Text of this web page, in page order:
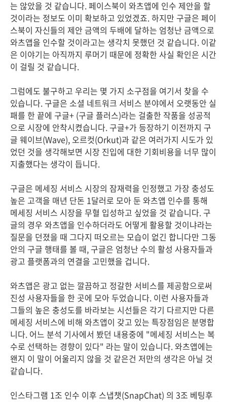
는 않았을 것 같습니다. 페이스북이 와츠앱에 인수 제안을 할
것이라는 정보도 이미 확보하고 있었겠죠. 하지만 구글은 페이
스북이 자신들의 제안 금액의 두배에 달하는 엄청난 금액으로
와츠앱을 인수할 것이라고는 생각치 못했던 것 같습니다. 이같
은 이야기는 아직까지 루머기 때문에 정확한 사실 확인은 시간
이 걸릴 것 같습니다.
그럼에도 불구하고 우리는 몇 가지 소구점을 여기서 찾을 수
있습니다. 구글은 소셜 네트워크 서비스 분야에서 오랫동안 실
패를 한 끝에 구글+ (구글 플러스)라는 걸출한 작품을 성공적
으로 시장에 안착시켰습니다. 구글+가 등장하기 이전까지 구
글 웨이브(Wave), 오르컷(Orkut)과 같은 여러가지 시도가 있
었던 것을 생각해보면 시장 진입에 대한 기회비용을 너무 많이
지출했다는 생각이 듭니다.
구글은 메세징 서비스 시장의 잠재력을 인정했고 가장 충성도
높은 고객을 매년 단돈 1달러로 모아 둔 와츠앱 인수를 통해
메세징 서비스 시장을 무혈 입성하고 싶었을 것 같습니다. 구
글의 경우 와츠앱을 인수하더라도 어떻게 활용할 것이냐라는
질문을 던졌을 때 그다지 떠오르는 모습이 없긴 합니다만 그동
안의 구글 행태를 볼 때, 구글은 엄청난 수의 활성 사용자들과
광고 플랫폼과의 연결을 고민했을 겁니다.
와츠앱은 광고 없는 깔끔하고 정갈한 서비스를 제공함으로써
진성 사용자들을 한 곳에 모아 두었습니다. 이런 사용자들과
그들의 높은 충성도를 바라보는 시선들은 각기 다르지만 다른
메세징 서비스에 비해 와츠앱이 갖고 있는 특장점임은 분명합
니다. 어느 분석 기사에서 봤던 내용중에 "메세징 서비스는 복
수로 선택하는 경향이 있다" 라는 말이 있습니다. 와츠앱에는
왠지 이 말이 어울리지 않을 것 같은건 저만의 생각은 아닐 것
같습니다.
인스타그램 1조 인수 이후 스냅챗(SnapChat) 의 3조 베팅후